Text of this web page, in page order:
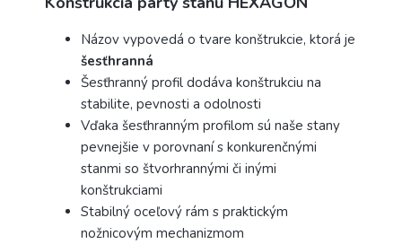
Názov vypovedá o tvare konštrukcie, ktorá je
šesťhranná
Šesťhranný profil dodáva konštrukciu na
stabilite, pevnosti a odolnosti
Vďaka šesťhranným profilom sú naše stany
pevnejšie v porovnaní s konkurenčnými
stanmi so štvorhrannými či inými
konštrukciami
Stabilný oceľový rám s praktickým
nožnicovým mechanizmom